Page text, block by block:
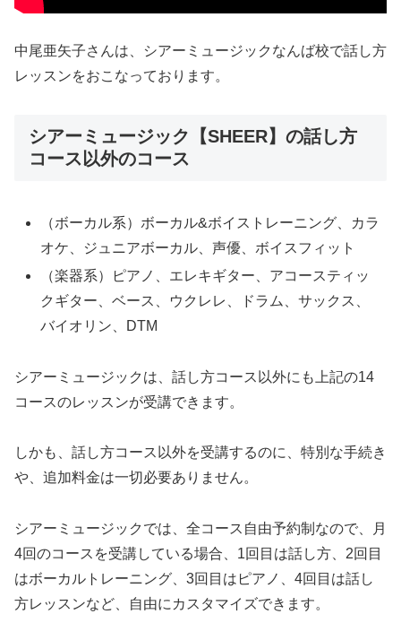
中尾亜矢子さんは、シアーミュージックなんば校で話し方
レッスンをおこなっております。
シアーミュージック【SHEER】の話し方
コース以外のコース
（ボーカル系）ボーカル&ボイストレーニング、カラ
オケ、ジュニアボーカル、声優、ボイスフィット
（楽器系）ピアノ、エレキギター、アコースティッ
クギター、ベース、ウクレレ、ドラム、サックス、
バイオリン、DTM
シアーミュージックは、話し方コース以外にも上記の14
コースのレッスンが受講できます。
しかも、話し方コース以外を受講するのに、特別な手続き
や、追加料金は一切必要ありません。
シアーミュージックでは、全コース自由予約制なので、月
4回のコースを受講している場合、1回目は話し方、2回目
はボーカルトレーニング、3回目はピアノ、4回目は話し
方レッスンなど、自由にカスタマイズできます。